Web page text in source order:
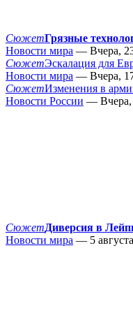
СюжетГрязные
Новости мира — Вчера,
СюжетЭскалация для
Новости мира — Вчера,
СюжетИзменения в
Новости России — Вчера,
СюжетДиверсия в
Новости мира — 5